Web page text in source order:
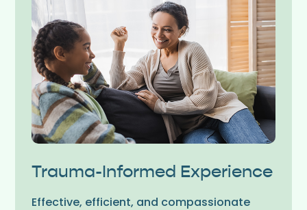
Trauma-Informed Experience
Effective, efficient, and compassionate